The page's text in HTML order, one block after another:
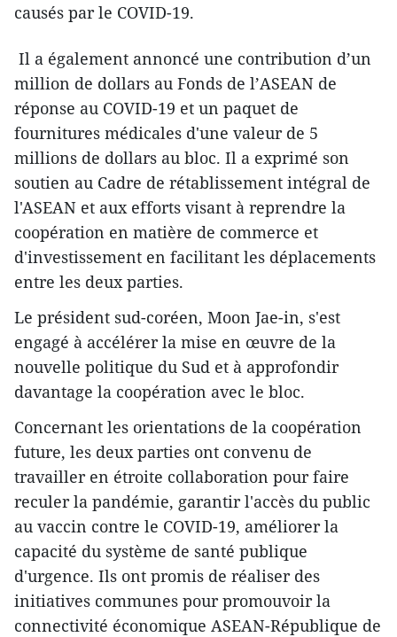
causés par le COVID-19.
Il a également annoncé une contribution d’un
million de dollars au Fonds de l’ASEAN de
réponse au COVID-19 et un paquet de
fournitures médicales d'une valeur de 5
millions de dollars au bloc. Il a exprimé son
soutien au Cadre de rétablissement intégral de
l'ASEAN et aux efforts visant à reprendre la
coopération en matière de commerce et
d'investissement en facilitant les déplacements
entre les deux parties.
Le président sud-coréen, Moon Jae-in, s'est
engagé à accélérer la mise en œuvre de la
nouvelle politique du Sud et à approfondir
davantage la coopération avec le bloc.
Concernant les orientations de la coopération
future, les deux parties ont convenu de
travailler en étroite collaboration pour faire
reculer la pandémie, garantir l'accès du public
au vaccin contre le COVID-19, améliorer la
capacité du système de santé publique
d'urgence. Ils ont promis de réaliser des
initiatives communes pour promouvoir la
connectivité économique ASEAN-République de